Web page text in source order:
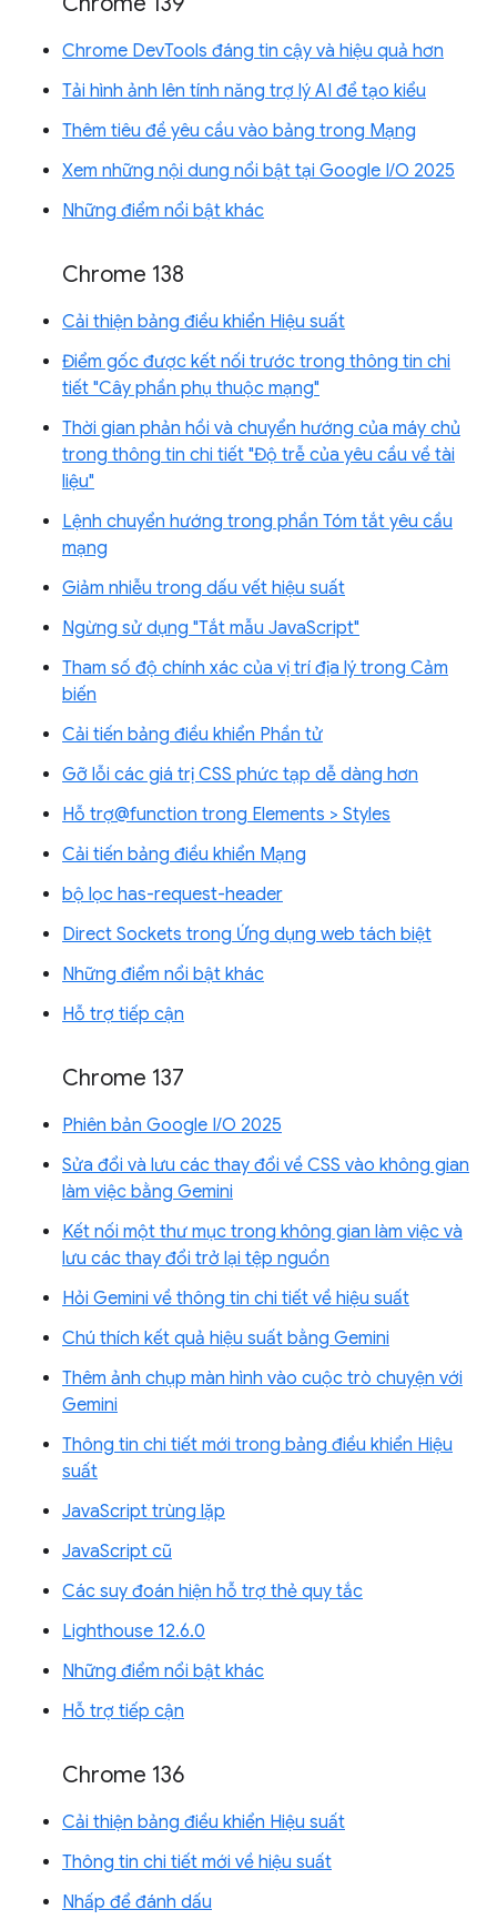
Chrome DevTools đáng tin cậy và hiệu quả hơn
Tải hình ảnh lên tính năng trợ lý AI để tạo kiểu
Thêm tiêu đề yêu cầu vào bảng trong Mạng
Xem những nội dung nổi bật tại Google I/O 2025
Những điểm nổi bật khác
Chrome 138
Cải thiện bảng điều khiển Hiệu suất
Điểm gốc được kết nối trước trong thông tin chi
tiết "Cây phần phụ thuộc mạng"
Thời gian phản hồi và chuyển hướng của máy chủ
trong thông tin chi tiết "Độ trễ của yêu cầu về tài
liệu"
Lệnh chuyển hướng trong phần Tóm tắt yêu cầu
mạng
Giảm nhiễu trong dấu vết hiệu suất
Ngừng sử dụng "Tắt mẫu JavaScript"
Tham số độ chính xác của vị trí địa lý trong Cảm
biến
Cải tiến bảng điều khiển Phần tử
Gỡ lỗi các giá trị CSS phức tạp dễ dàng hơn
Hỗ trợ@function trong Elements > Styles
Cải tiến bảng điều khiển Mạng
bộ lọc has-request-header
Direct Sockets trong Ứng dụng web tách biệt
Những điểm nổi bật khác
Hỗ trợ tiếp cận
Chrome 137
Phiên bản Google I/O 2025
Sửa đổi và lưu các thay đổi về CSS vào không gian
làm việc bằng Gemini
Kết nối một thư mục trong không gian làm việc và
lưu các thay đổi trở lại tệp nguồn
Hỏi Gemini về thông tin chi tiết về hiệu suất
Chú thích kết quả hiệu suất bằng Gemini
Thêm ảnh chụp màn hình vào cuộc trò chuyện với
Gemini
Thông tin chi tiết mới trong bảng điều khiển Hiệu
suất
JavaScript trùng lặp
JavaScript cũ
Các suy đoán hiện hỗ trợ thẻ quy tắc
Lighthouse 12.6.0
Những điểm nổi bật khác
Hỗ trợ tiếp cận
Chrome 136
Cải thiện bảng điều khiển Hiệu suất
Thông tin chi tiết mới về hiệu suất
Nhấp để đánh dấu